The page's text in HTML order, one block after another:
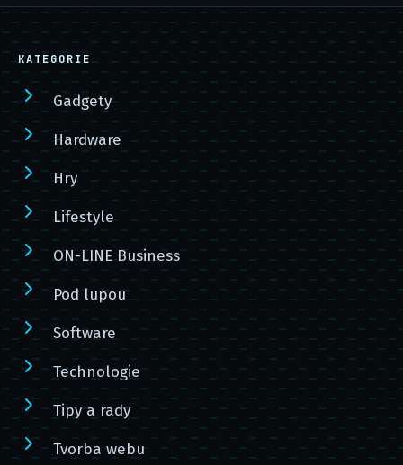
KATEGORIE
Gadgety
Hardware
Hry
Lifestyle
ON-LINE Business
Pod lupou
Software
Technologie
Tipy a rady
Tvorba webu